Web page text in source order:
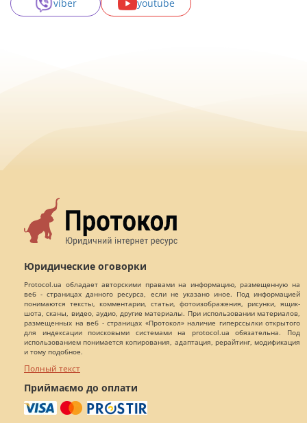
viber
youtube
Юридические оговорки
Protocol.ua обладает авторскими правами на информацию, размещенную на
веб - страницах данного ресурса, если не указано иное. Под информацией
понимаются тексты, комментарии, статьи, фотоизображения, рисунки, ящик-
шота, сканы, видео, аудио, другие материалы. При использовании материалов,
размещенных на веб - страницах «Протокол» наличие гиперссылки открытого
для индексации поисковыми системами на protocol.ua обязательна. Под
использованием понимается копирования, адаптация, рерайтинг, модификация
и тому подобное.
Полный текст
Приймаємо до оплати